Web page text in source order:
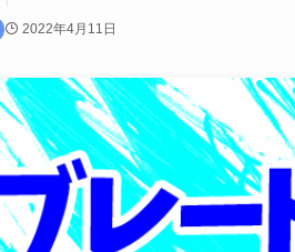
2022年4月11日